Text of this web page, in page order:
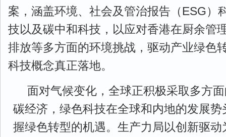
案，涵盖环境、社会及管治报告（ESG）
技以及碳中和科技，以应对香港在厨余管
排放等多方面的环境挑战，驱动产业绿色
科技概念真正落地。
面对气候变化，全球正积极采取多方
碳经济，绿色科技在全球和内地的发展
握绿色转型的机遇。生产力局以创新驱